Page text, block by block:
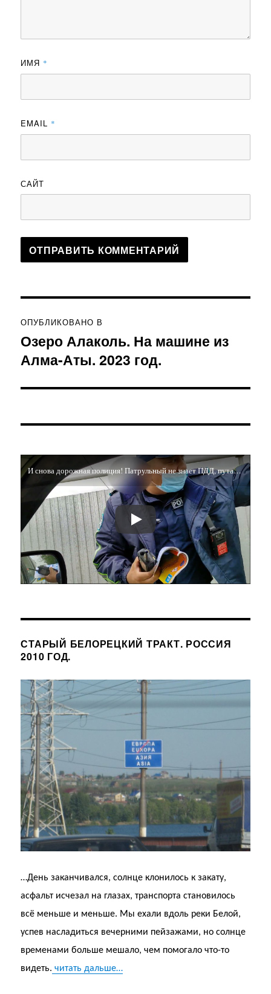
ИМЯ *
EMAIL *
САЙТ
по
записям
ОПУБЛИКОВАНО В
Озеро Алаколь. На машине из
Алма-Аты. 2023 год.
И снова дорожная полиция! Патрульный не знает ПДД, путается в знаках и требует снимать его на видео!
СТАРЫЙ БЕЛОРЕЦКИЙ ТРАКТ. РОССИЯ
2010 ГОД.
…День заканчивался, солнце клонилось к закату,
асфальт исчезал на глазах, транспорта становилось
всё меньше и меньше. Мы ехали вдоль реки Белой,
успев насладиться вечерними пейзажами, но солнце
временами больше мешало, чем помогало что-то
видеть. читать дальше…